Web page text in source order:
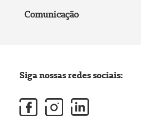
Comunicação
Siga nossas redes sociais: